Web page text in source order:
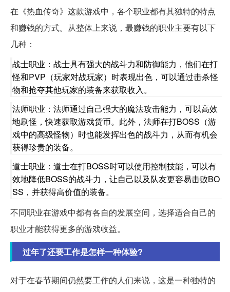
在《热血传奇》这款游戏中，各个职业都有其独特的特点
和赚钱的方式。从整体上来说，最赚钱的职业主要有以下
几种：
战士职业：战士具有强大的战斗力和防御能力，他们在打
怪和PVP（玩家对战玩家）时表现出色，可以通过击杀怪
物和抢夺其他玩家的装备来获取收入。
法师职业：法师通过自己强大的魔法攻击能力，可以高效
地刷怪，快速获取游戏货币。此外，法师在打BOSS（游
戏中的高级怪物）时也能发挥出色的战斗力，从而有机会
获得珍贵的装备。
道士职业：道士在打BOSS时可以使用控制技能，可以有
效地降低BOSS的战斗力，让自己以及队友更容易击败BO
SS，并获得高价值的装备。
不同职业在游戏中都有各自的发展空间，选择适合自己的
职业才能获得更多的游戏收益。
过年了还要工作是怎样一种体验?
对于在春节期间仍然要工作的人们来说，这是一种独特的